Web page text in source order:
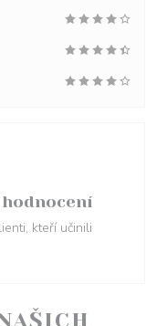
kteří učinili